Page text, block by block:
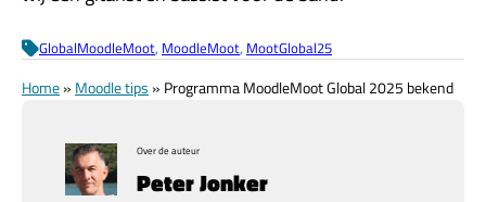
GlobalMoodleMoot, MoodleMoot, MootGlobal25
Home» Moodle tips » Programma MoodleMoot Global 2025 bekend
Over de auteur
Peter Jonker